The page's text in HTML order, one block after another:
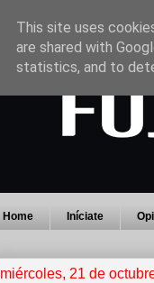
Home Iníciate
miércoles, 21 de
This site uses
are shared with
statistics, and to